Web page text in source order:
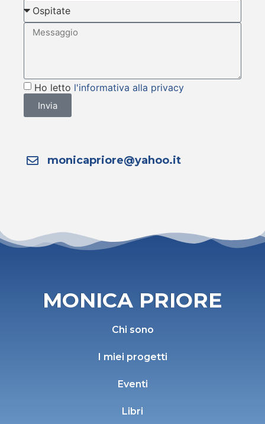
Ho letto l'informativa alla privacy
Invia
monicapriore@yahoo.it
MONICA PRIORE
Chi sono
I miei progetti
Eventi
Libri